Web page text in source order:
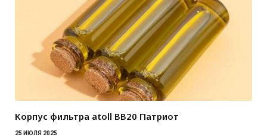
Корпус фильтра atoll BB20 Патриот
25 ИЮЛЯ 2025